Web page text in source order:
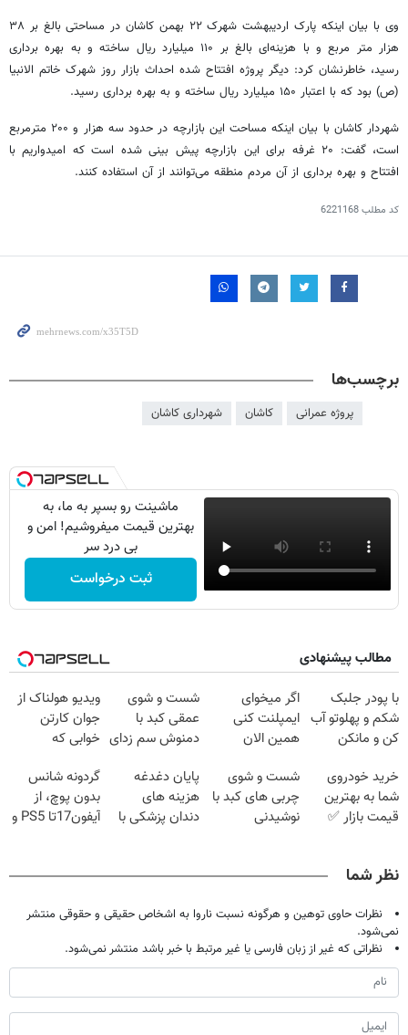
وی با بیان اینکه پارک اردیبهشت شهرک ۲۲ بهمن کاشان در مساحتی بالغ بر ۳۸
هزار متر مربع و با هزینه‌ای بالغ بر ۱۱۰ میلیارد ریال ساخته و به بهره برداری
رسید، خاطرنشان کرد: دیگر پروژه افتتاح شده احداث بازار روز شهرک خاتم الانبیا
(ص) بود که با اعتبار ۱۵۰ میلیارد ریال ساخته و به بهره برداری رسید.
شهردار کاشان با بیان اینکه مساحت این بازارچه در حدود سه هزار و ۲۰۰ مترمربع
است، گفت: ۲۰ غرفه برای این بازارچه پیش بینی شده است که امیدواریم با
افتتاح و بهره برداری از آن مردم منطقه می‌توانند از آن استفاده کنند.
کد مطلب6221168
برچسب‌ها
پروژه عمرانی کاشان شهرداری کاشان
ماشینت رو بسپر به ما، به
بهترین قیمت میفروشیم! امن و
بی درد سر
ثبت درخواست
مطالب پیشنهادی
با پودر جلبک
شکم و پهلوتو آب
کن و مانکن
امشب)
اگر میخوای
ایمپلنت کنی
همین الان
۲۵ میلیون
تومان!!!
شست و شوی
عمقی کبد با
دمنوش سم زدای
ویدیو هولناک از
جوان کارتن
خوابی که
آموزش رایگان
خرید خودروی
شما به بهترین
قیمت بازار ✅
شست و شوی
چربی های کبد با
نوشیدنی
پایان دغدغه
هزینه های
دندان پزشکی با
گردونه شانس
بدون پوچ، از
آیفون17تا PS5 و
نظر شما
نظرات حاوی توهین و هرگونه نسبت ناروا به اشخاص حقیقی و حقوقی منتشر
نمی‌شود.
نظراتی که غیر از زبان فارسی یا غیر مرتبط با خبر باشد منتشر نمی‌شود.